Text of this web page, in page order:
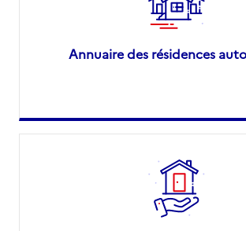
Annuaire des résidences